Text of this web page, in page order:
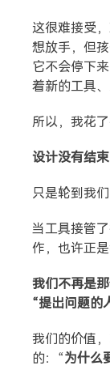
这很难接受
想放手，但
它不会停下
着新的工具
所以，我花
设计没有结束
只是轮到我
当工具接管
作，也许正
我们不再是
“提出问题的
我们的价值
的：“为什么